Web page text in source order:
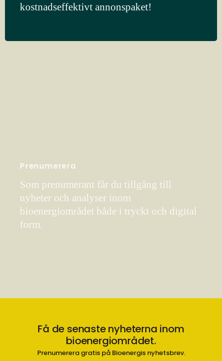
kostnadseffektivt annonspaket!
Prenumerera
Som prenumerant får du tillgång till
nyheter och analyser inom
bioenergiområdet både i tryckt och digital
form.
Få de senaste nyheterna inom
bioenergiområdet.
Prenumerera gratis på Bioenergis nyhetsbrev.